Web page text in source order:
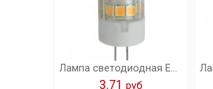
Лампа светодиодная Ecola G4 LED Premium 4,0W Corn Micro 220V 2800K 320° 42x16 /G4KW40ELC/
3.71pуб